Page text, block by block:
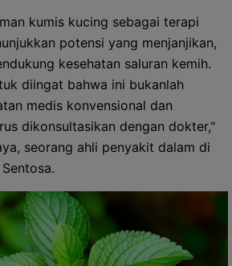
kumis kucing sebagai terapi
potensi yang menjanjikan,
kesehatan saluran kemih.
diingat bahwa ini bukanlah
medis konvensional dan
dikonsultasikan dengan dokter,"
seorang ahli penyakit dalam di